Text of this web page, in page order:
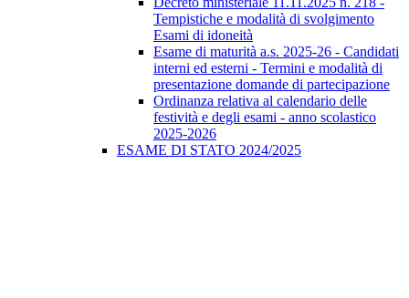
Tempistiche e modalità di svolgimento
Esami di idoneità
Esame di maturità a.s. 2025-26 - Candidati
interni ed esterni - Termini e modalità di
presentazione domande di partecipazione
Ordinanza relativa al calendario delle
festività e degli esami - anno scolastico
2025-2026
ESAME DI STATO 2024/2025